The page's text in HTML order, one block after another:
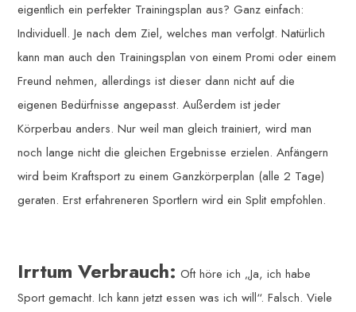
eigentlich ein perfekter Trainingsplan aus? Ganz einfach:
Individuell. Je nach dem Ziel, welches man verfolgt. Natürlich
kann man auch den Trainingsplan von einem Promi oder einem
Freund nehmen, allerdings ist dieser dann nicht auf die
eigenen Bedürfnisse angepasst. Außerdem ist jeder
Körperbau anders. Nur weil man gleich trainiert, wird man
noch lange nicht die gleichen Ergebnisse erzielen. Anfängern
wird beim Kraftsport zu einem Ganzkörperplan (alle 2 Tage)
geraten. Erst erfahreneren Sportlern wird ein Split empfohlen.
Irrtum Verbrauch: Oft höre ich „Ja, ich habe
Sport gemacht. Ich kann jetzt essen was ich will“. Falsch. Viele